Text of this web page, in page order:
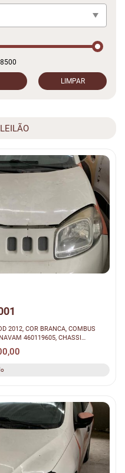
LIMPAR
2012, COR BRANCA, COMBUS
460119605, CHASSI